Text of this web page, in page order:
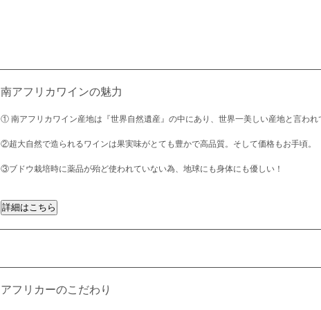
南アフリカワインの魅力
① 南アフリカワイン産地は『世界自然遺産』の中にあり、世界一美しい産地と言われ
②超大自然で造られるワインは果実味がとても豊かで高品質。そして価格もお手頃。
③ブドウ栽培時に薬品が殆ど使われていない為、地球にも身体にも優しい！
アフリカーのこだわり